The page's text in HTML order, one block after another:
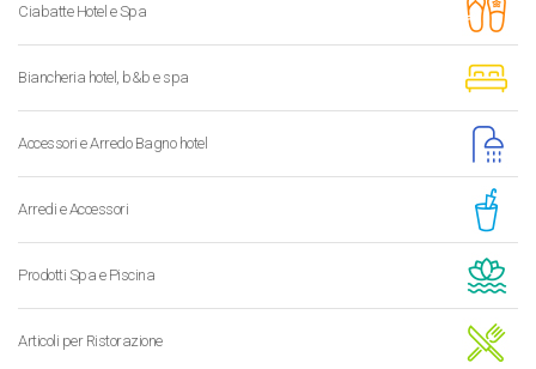
Ciabatte Hotel e Spa
Biancheria hotel, b&b e spa
Accessori e Arredo Bagno hotel
Arredi e Accessori
Prodotti Spa e Piscina
Articoli per Ristorazione